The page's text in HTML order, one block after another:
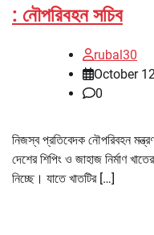
: নৌপরিবহন সচিব
rubal30
October
0
নিজস্ব প্রতিবেদক নৌপরিবহন
দেশের শিপিং ও জাহাজ নির্মাণ
নিচ্ছে। যাতে খাতটির […]